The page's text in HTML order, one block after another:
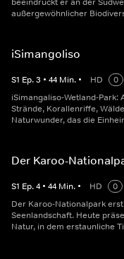
außergewöhnlicher
iSimangoliso
S1 Ep.3 • 44 Min. • HD
0
iSimangaliso-Wetland-
Strände, Korallenriffe,
Naturwunder, das die
Der Karoo-
S1 Ep.4 • 44 Min. • HD
0
Der Karoo-Nationalpark
Seenlandschaft. Heute
Natur, in dem erstaunliche